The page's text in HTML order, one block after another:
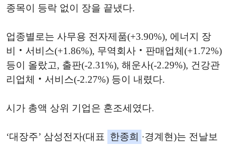
종목이 등락 없이 장을 끝냈다.
업종별로는 사무용 전자제품(+3.90%), 에너지 장
비‧서비스(+1.86%), 무역회사‧판매업체(+1.72%)
등이 올랐고, 출판(-2.31%), 해운사(-2.29%), 건강관
리업체‧서비스(-2.27%) 등이 내렸다.
시가 총액 상위 기업은 혼조세였다.
‘대장주’ 삼성전자(대표 한종희 ·경계현)는 전날보